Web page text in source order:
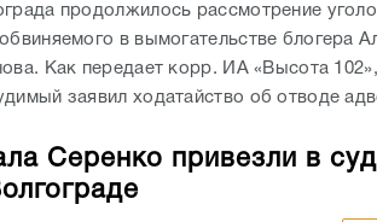
продолжилось рассмотрение
в вымогательстве блогера
Как передает корр. ИА «Высота 102»,
заявил ходатайство об отводе
Серенко привезли в